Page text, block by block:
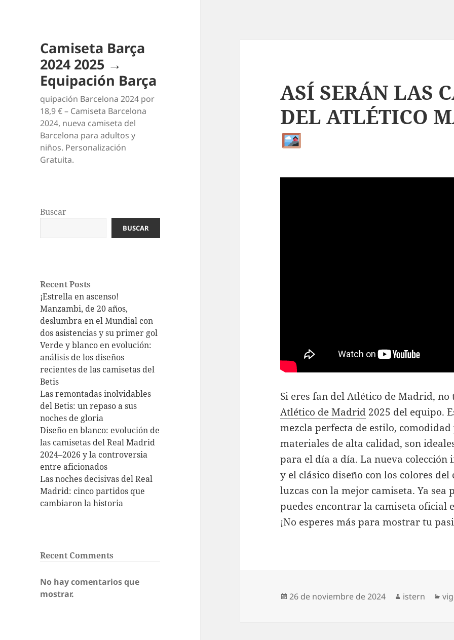
Camiseta Barça
2024 2025 →
Equipación Barça
quipación Barcelona 2024 por
18,9 € – Camiseta Barcelona
2024, nueva camiseta del
Barcelona para adultos y
niños. Personalización
Gratuita.
Buscar
BUSCAR
Recent Posts
¡Estrella en ascenso!
Manzambi, de 20 años,
deslumbra en el Mundial con
dos asistencias y su primer gol
Verde y blanco en evolución:
análisis de los diseños
recientes de las camisetas del
Betis
Las remontadas inolvidables
del Betis: un repaso a sus
noches de gloria
Diseño en blanco: evolución de
las camisetas del Real Madrid
2024–2026 y la controversia
entre aficionados
Las noches decisivas del Real
Madrid: cinco partidos que
cambiaron la historia
Recent Comments
No hay comentarios que
mostrar.
ASÍ SERÁN LAS
DEL ATLÉTICO
Si eres fan del Atlético de Madrid, no
Atlético de Madrid 2025 del equipo.
mezcla perfecta de estilo,
materiales de alta calidad, son
para el día a día. La nueva
y el clásico diseño con los colores
luzcas con la mejor camiseta. Ya
puedes encontrar la camiseta oficial
¡No esperes más para mostrar tu
Publicado
26 de noviembre de 2024 Autor
istern